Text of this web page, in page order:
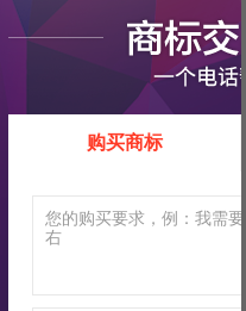
购买商标